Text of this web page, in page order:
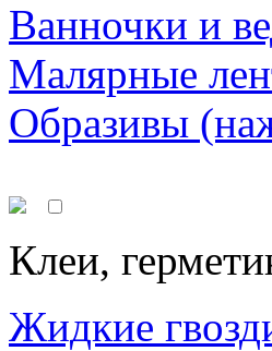
Ванночки и
Малярные
Образивы
Клеи,
Жидкие